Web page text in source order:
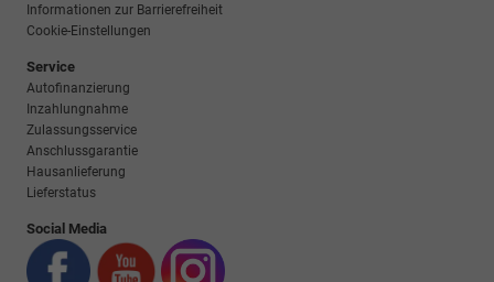
Informationen zur Barrierefreiheit
Cookie-Einstellungen
Service
Autofinanzierung
Inzahlungnahme
Zulassungsservice
Anschlussgarantie
Hausanlieferung
Lieferstatus
Social Media